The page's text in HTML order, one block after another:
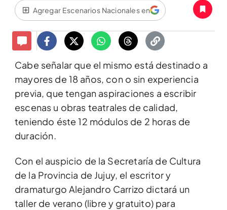
Agregar Escenarios Nacionales en
Cabe señalar que el mismo está destinado a
mayores de 18 años, con o sin experiencia
previa, que tengan aspiraciones a escribir
escenas u obras teatrales de calidad,
teniendo éste 12 módulos de 2 horas de
duración.
Con el auspicio de la Secretaría de Cultura
de la Provincia de Jujuy, el escritor y
dramaturgo Alejandro Carrizo dictará un
taller de verano (libre y gratuito) para